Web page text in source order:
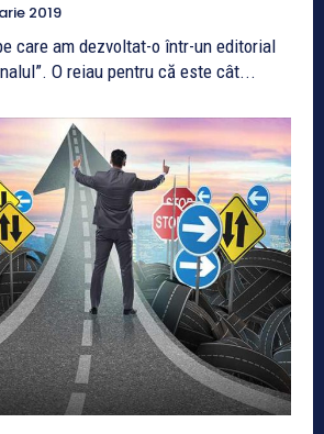
2019
care am dezvoltat-o într-un editorial
O reiau pentru că este cât...